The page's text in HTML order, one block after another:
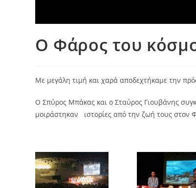
O Φάρος του
Με μεγάλη τιμή και χαρά αποδεχτήκαμε την
O Σπύρος Μπάκας και ο Σταύρος Γιουβάνης
μοιράστηκαν ιστορίες από την ζωή τους στον